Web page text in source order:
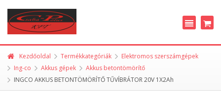
Kezdőoldal Termékkategóriák
Elektromos szerszámgépek
Ing-co
Akkus gépek
Akkus betontömörítő
INGCO AKKUS BETONTÖMÖRÍTŐ TŰVÍBRÁTOR 20V 1X2Ah